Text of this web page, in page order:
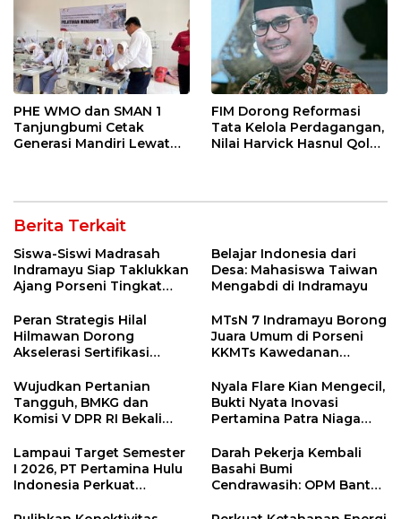
PHE WMO dan SMAN 1
Tanjungbumi Cetak
Generasi Mandiri Lewat
FIM Dorong Reformasi
Tata Kelola Perdagangan,
Nilai Harvick Hasnul Qolbi
Berita Terkait
Siswa-Siswi Madrasah
Indramayu Siap Taklukkan
Ajang Porseni Tingkat
Belajar Indonesia dari
Desa: Mahasiswa Taiwan
Mengabdi di Indramayu
Peran Strategis Hilal
Hilmawan Dorong
Akselerasi Sertifikasi
Entaskan Kemiskinan di
Indramayu
MTsN 7 Indramayu Borong
Juara Umum di Porseni
KKMTs Kawedanan
Wujudkan Pertanian
Tangguh, BMKG dan
Komisi V DPR RI Bekali
Sekolah Lapang Iklim
Nyala Flare Kian Mengecil,
Bukti Nyata Inovasi
Pertamina Patra Niaga
Net Zero Emission 2060
Lampaui Target Semester
I 2026, PT Pertamina Hulu
Indonesia Perkuat
Darah Pekerja Kembali
Basahi Bumi
Cendrawasih: OPM Bantai